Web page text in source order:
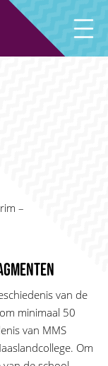
–
van de
minimaal 50
van MMS
Om